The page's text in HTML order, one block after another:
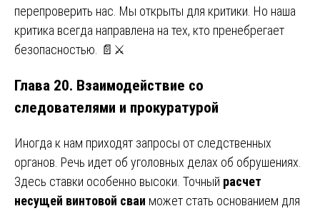
перепроверить нас. Мы открыты для критики. Но наша
критика всегда направлена на тех, кто пренебрегает
безопасностью. 📄⚔️
Глава 20. Взаимодействие со
следователями и прокуратурой
Иногда к нам приходят запросы от следственных
органов. Речь идет об уголовных делах об обрушениях.
Здесь ставки особенно высоки. Точный расчет
несущей винтовой сваи может стать основанием для